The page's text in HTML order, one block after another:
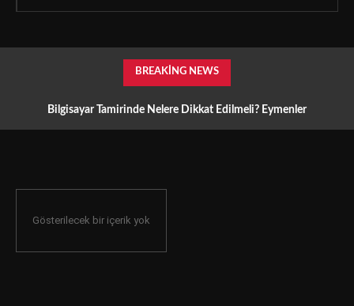
BREAKING NEWS
Bilgisayar Tamirinde Nelere Dikkat Edilmeli? Eymenler
Gösterilecek bir içerik yok